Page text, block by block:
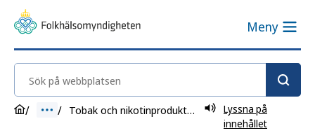
Meny
Sök på webbplatsen
Tobak och nikotinprodukter – regler för tillverkning, handel och hantering
Lyssna på
innehållet